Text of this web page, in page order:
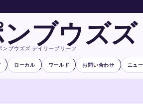
ブウズズ
ンブウズズ デイリーブリーフ
ローカル ワールド お問い合わせ ニュ